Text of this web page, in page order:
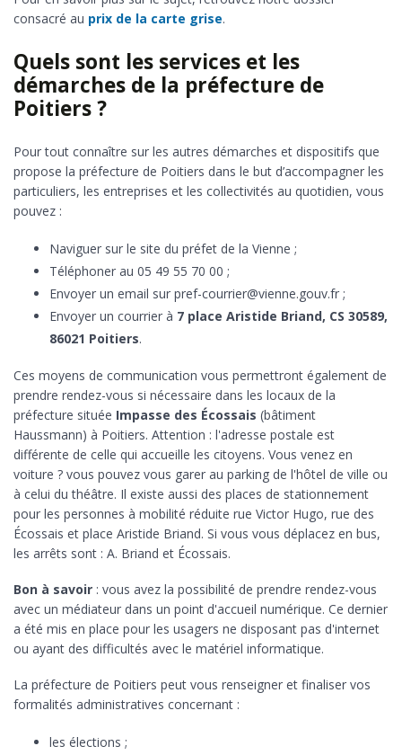
consacré au prix de la carte grise.
Quels sont les services et les
démarches de la préfecture de
Poitiers ?
Pour tout connaître sur les autres démarches et dispositifs que
propose la préfecture de Poitiers dans le but d’accompagner les
particuliers, les entreprises et les collectivités au quotidien, vous
pouvez :
Naviguer sur le site du préfet de la Vienne ;
Téléphoner au 05 49 55 70 00 ;
Envoyer un email sur pref-courrier@vienne.gouv.fr ;
Envoyer un courrier à 7 place Aristide Briand, CS 30589,
86021 Poitiers.
Ces moyens de communication vous permettront également de
prendre rendez-vous si nécessaire dans les locaux de la
préfecture située Impasse des Écossais (bâtiment
Haussmann) à Poitiers. Attention : l'adresse postale est
différente de celle qui accueille les citoyens. Vous venez en
voiture ? vous pouvez vous garer au parking de l'hôtel de ville ou
à celui du théâtre. Il existe aussi des places de stationnement
pour les personnes à mobilité réduite rue Victor Hugo, rue des
Écossais et place Aristide Briand. Si vous vous déplacez en bus,
les arrêts sont : A. Briand et Écossais.
Bon à savoir : vous avez la possibilité de prendre rendez-vous
avec un médiateur dans un point d'accueil numérique. Ce dernier
a été mis en place pour les usagers ne disposant pas d'internet
ou ayant des difficultés avec le matériel informatique.
La préfecture de Poitiers peut vous renseigner et finaliser vos
formalités administratives concernant :
les élections ;